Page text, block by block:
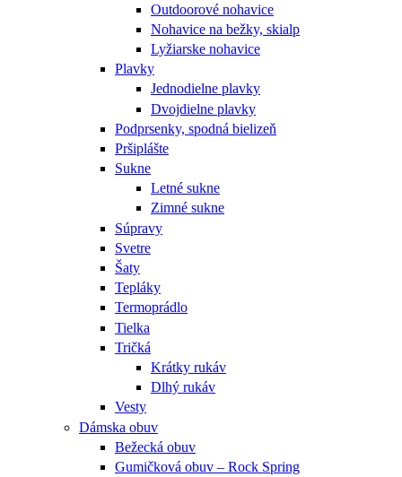
Outdoorové nohavice
Nohavice na bežky, skialp
Lyžiarske nohavice
Plavky
Jednodielne plavky
Dvojdielne plavky
Podprsenky, spodná bielizeň
Pršiplášte
Sukne
Letné sukne
Zimné sukne
Súpravy
Svetre
Šaty
Tepláky
Termoprádlo
Tielka
Tričká
Krátky rukáv
Dlhý rukáv
Vesty
Dámska obuv
Bežecká obuv
Gumičková obuv – Rock Spring